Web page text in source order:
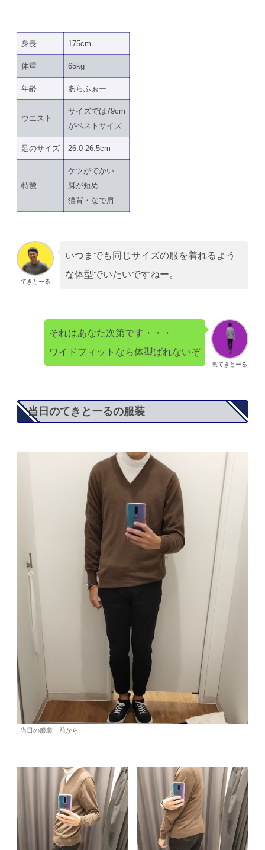
身長 175cm
体重 65kg
年齢 あらふぉー
ウエスト
サイズでは79cm
がベストサイズ
足のサイズ 26.0-26.5cm
特徴
ケツがでかい
脚が短め
猫背・なで肩
てきとーる
いつまでも同じサイズの服を着れるよう
な体型でいたいですねー。
裏てきとーる
それはあなた次第です・・・
ワイドフィットなら体型ばれないぞ
当日のてきとーるの服装
当日の服装 前から